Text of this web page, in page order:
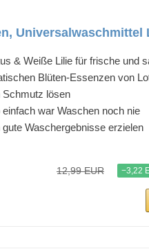
& Weiße Lilie für frische und
Blüten-Essenzen von
Schmutz lösen
war Waschen noch nie
Waschergebnisse erzielen
12,99 EUR −3,22